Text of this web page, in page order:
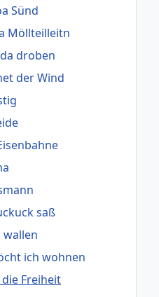
Sünd
Möllteilleitn
droben
der Wind
saß
ich wohnen
Freiheit